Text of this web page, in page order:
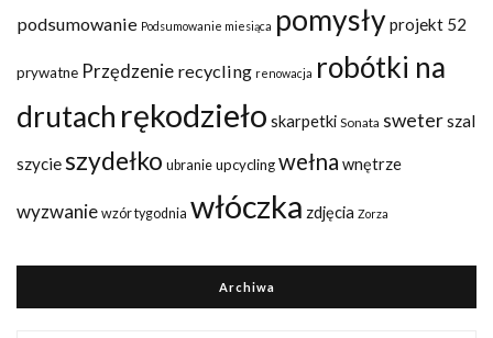
podsumowanie Podsumowanie miesiąca pomysłyprojekt 52
prywatne Przędzenie recycling renowacja robótki na
drutach rękodzieło skarpetki Sonata sweterszal
szycie szydełko ubranie upcyclingwełna wnętrze
wyzwanie wzór tygodnia włóczka zdjęcia Zorza
Archiwa